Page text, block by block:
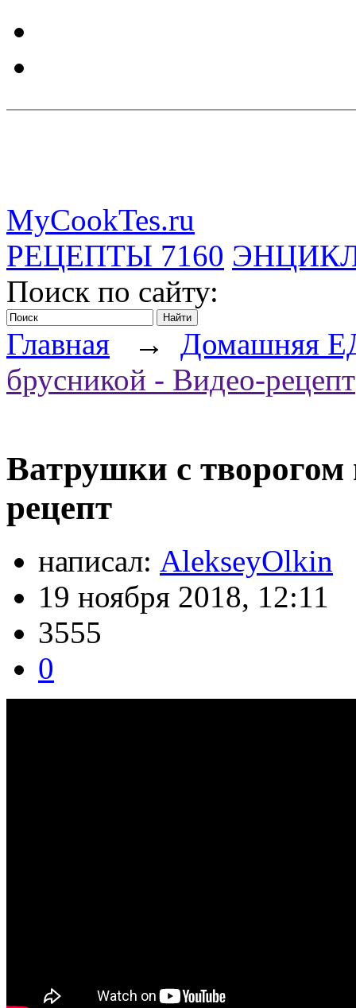
MyCookTes.ru
РЕЦЕПТЫ 7160
Поиск по сайту:
Главная → Домашняя
брусникой - Видео-рецепт
Ватрушки с творогом
рецепт
написал: AlekseyOlkin
19 ноября 2018, 12:11
3555
0